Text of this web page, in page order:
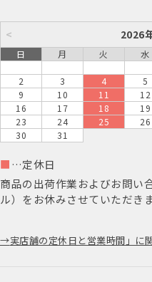
< 2026
日 月 火 水
2
3 4 5
9
10 11 12
16
17 18 19
23
24 25 26
30
31
■ …定休日
商品の出荷作業およびお問い
ル）をお休みさせていただきま
実店舗の定休日と営業時間」に